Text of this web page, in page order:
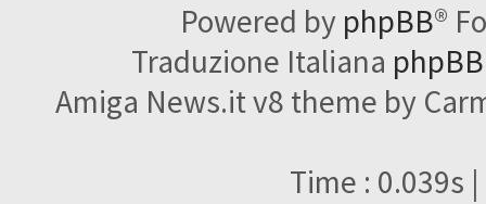
Powered by phpBB®
Traduzione Italiana
Amiga News.it v8 theme by
Time : 0.039s